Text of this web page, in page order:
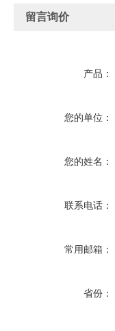
留言询价
产品：
您的单位：
您的姓名：
联系电话：
常用邮箱：
省份：